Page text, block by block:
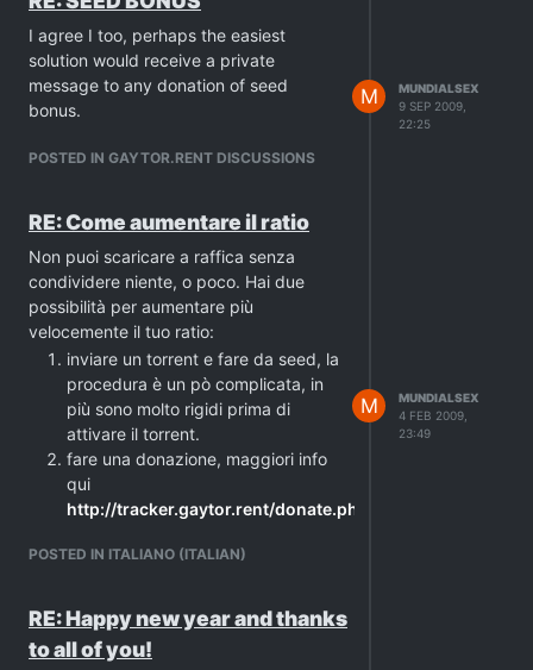
I agree I too, perhaps the easiest
solution would receive a private
message to any donation of seed
bonus.
POSTED IN GAYTOR.RENT DISCUSSIONS
M
MUNDIALSEX
9 SEP 2009,
22:25
RE: Come aumentare il ratio
Non puoi scaricare a raffica senza
condividere niente, o poco. Hai due
possibilità per aumentare più
velocemente il tuo ratio:
inviare un torrent e fare da seed, la
procedura è un pò complicata, in
più sono molto rigidi prima di
attivare il torrent.
fare una donazione, maggiori info
qui
http://tracker.gaytor.rent/donate.php
POSTED IN ITALIANO (ITALIAN)
M
MUNDIALSEX
4 FEB 2009,
23:49
RE: Happy new year and thanks
to all of you!